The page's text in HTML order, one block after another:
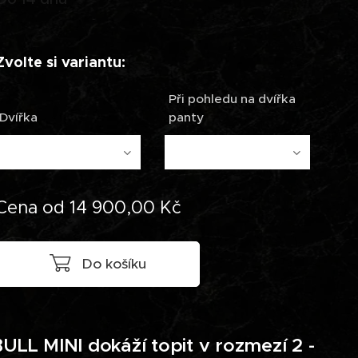
si variantu:
Dvířka
Při pohledu na dvířka
panty
od14 900,00 Kč
Do košíku
MINI dokáží topit v rozmezí 2 -